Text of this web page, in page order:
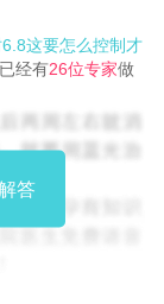
这要怎么控制才
经有26位专家做
答